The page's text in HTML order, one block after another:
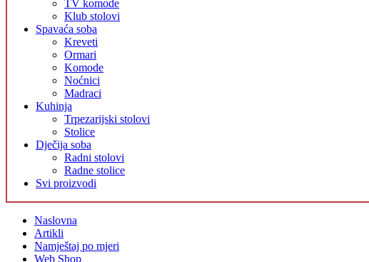
TV komode
Klub stolovi
Spavaća soba
Kreveti
Ormari
Komode
Noćnici
Madraci
Kuhinja
Trpezarijski stolovi
Stolice
Dječija soba
Radni stolovi
Radne stolice
Svi proizvodi
Naslovna
Artikli
Namještaj po mjeri
Web Shop